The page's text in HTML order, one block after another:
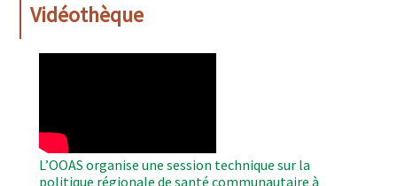
Vidéothèque
L’OOAS organise une session technique sur la
politique régionale de santé communautaire à